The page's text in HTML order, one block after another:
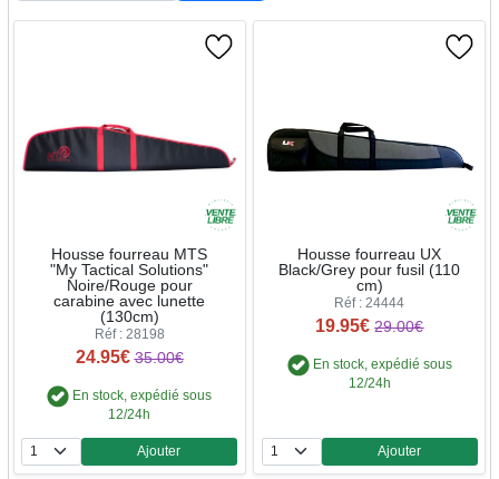
Housse fourreau MTS
"My Tactical Solutions"
Noire/Rouge pour
carabine avec lunette
(130cm)
Réf : 28198
24.95€ 35.00€
En stock, expédié sous
12/24h
Quantité
Ajouter
Housse fourreau UX
Black/Grey pour fusil (110
cm)
Réf : 24444
19.95€ 29.00€
En stock, expédié sous
12/24h
Quantité
Ajouter